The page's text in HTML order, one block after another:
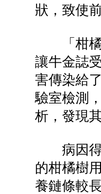
狀，致使
「柑橘
讓牛金誌
害傳染給
驗室檢測
析，發現
病因得
的柑橘樹
養鏈條較